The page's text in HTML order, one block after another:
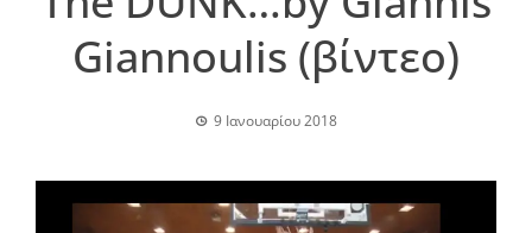
Giannoulis (βίντεο)
9 Ιανουαρίου 2018